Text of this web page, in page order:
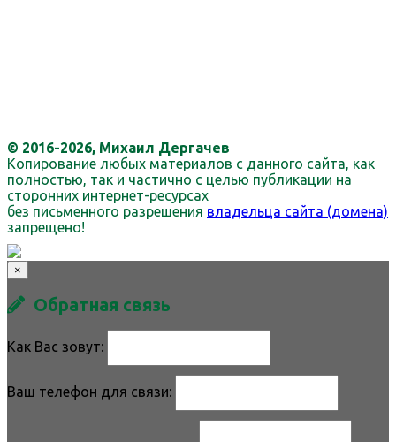
© 2016-2026, Михаил Дергачев
Копирование любых материалов с данного сайта, как
полностью, так и частично с целью публикации на
сторонних интернет-ресурсах
без письменного разрешения владельца сайта (домена)
запрещено!
×
Обратная связь
Как Вас зовут:
Ваш телефон для связи: